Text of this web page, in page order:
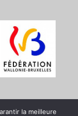
la meilleure